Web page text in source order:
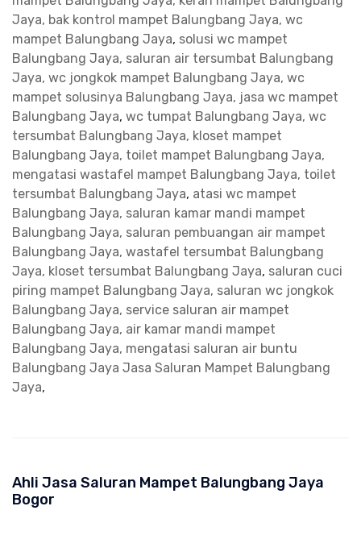
Jaya, bak kontrol mampet Balungbang Jaya, wc
mampet Balungbang Jaya, solusi wc mampet
Balungbang Jaya, saluran air tersumbat Balungbang
Jaya, wc jongkok mampet Balungbang Jaya, wc
mampet solusinya Balungbang Jaya, jasa wc mampet
Balungbang Jaya, wc tumpat Balungbang Jaya, wc
tersumbat Balungbang Jaya, kloset mampet
Balungbang Jaya, toilet mampet Balungbang Jaya,
mengatasi wastafel mampet Balungbang Jaya, toilet
tersumbat Balungbang Jaya, atasi wc mampet
Balungbang Jaya, saluran kamar mandi mampet
Balungbang Jaya, saluran pembuangan air mampet
Balungbang Jaya, wastafel tersumbat Balungbang
Jaya, kloset tersumbat Balungbang Jaya, saluran cuci
piring mampet Balungbang Jaya, saluran wc jongkok
Balungbang Jaya, service saluran air mampet
Balungbang Jaya, air kamar mandi mampet
Balungbang Jaya, mengatasi saluran air buntu
Balungbang Jaya Jasa Saluran Mampet Balungbang
Jaya,
Ahli Jasa Saluran Mampet Balungbang Jaya
Bogor